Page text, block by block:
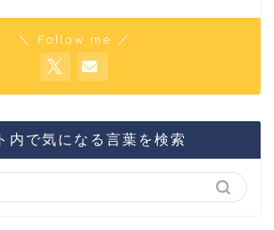
＼ Follow me ／
内で気になる言葉を検索